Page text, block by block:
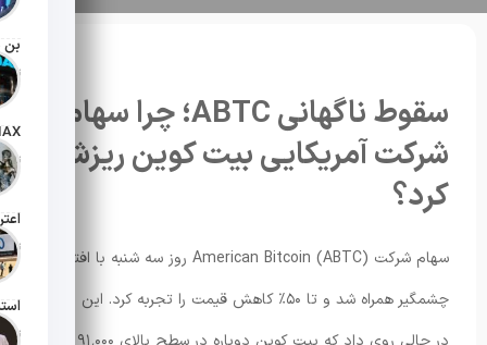
تاریخ
تاریخ
تاریخ
تاریخ
سقوط ناگهانی ABTC؛ چرا سهام
شرکت آمریکایی بیت کوین ریزش
کرد؟
سهام شرکت American Bitcoin (ABTC) روز سه شنبه با افتی
چشمگیر همراه شد و تا ۵۰٪ کاهش قیمت را تجربه کرد. این رخداد